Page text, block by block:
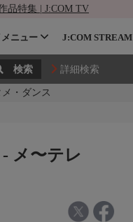
品特集 | J:COM TV
メニュー J:COM STREAM
詳細検索
・ダンス
メ〜テレ